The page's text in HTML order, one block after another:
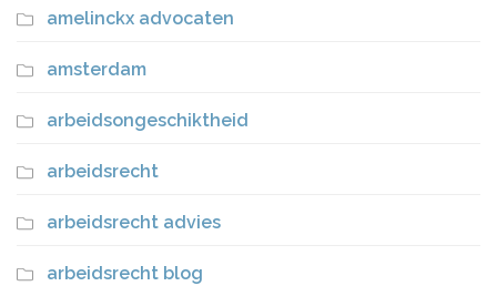
amelinckx advocaten
amsterdam
arbeidsongeschiktheid
arbeidsrecht
arbeidsrecht advies
arbeidsrecht blog